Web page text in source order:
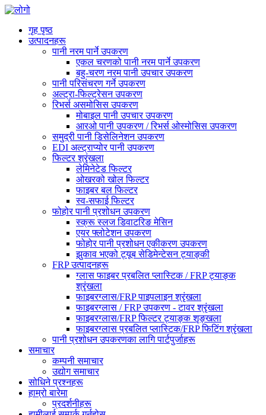
गृह पृष्ठ
उत्पादनहरू
पानी नरम पार्ने उपकरण
एकल चरणको पानी नरम पार्ने उपकरण
बहु-चरण नरम पानी उपचार उपकरण
पानी परिसंचरण गर्ने उपकरण
अल्ट्रा-फिल्ट्रेसन उपकरण
रिभर्स असमोसिस उपकरण
मोबाइल पानी उपचार उपकरण
आरओ पानी उपकरण / रिभर्स ओस्मोसिस उपकरण
समुद्री पानी डिसेलिनेशन उपकरण
EDI अल्ट्राप्योर पानी उपकरण
फिल्टर श्रृंखला
लेमिनेटेड फिल्टर
ओखरको खोल फिल्टर
फाइबर बल फिल्टर
स्व-सफाई फिल्टर
फोहोर पानी प्रशोधन उपकरण
स्क्रू स्लज डिवाटरिङ मेसिन
एयर फ्लोटेशन उपकरण
फोहोर पानी प्रशोधन एकीकरण उपकरण
झुकाव भएको ट्यूब सेडिमेन्टेसन ट्याङ्की
FRP उत्पादनहरू
ग्लास फाइबर प्रबलित प्लास्टिक / FRP ट्याङ्क
श्रृंखला
फाइबरग्लास/FRP पाइपलाइन श्रृंखला
फाइबरग्लास / FRP उपकरण - टावर श्रृंखला
फाइबरग्लास/FRP फिल्टर ट्याङ्क शृङ्खला
फाइबरग्लास प्रबलित प्लास्टिक/FRP फिटिंग श्रृंखला
पानी प्रशोधन उपकरणका लागि पार्टपुर्जाहरू
समाचार
कम्पनी समाचार
उद्योग समाचार
सोधिने प्रश्नहरू
हाम्रो बारेमा
प्रदर्शनीहरू